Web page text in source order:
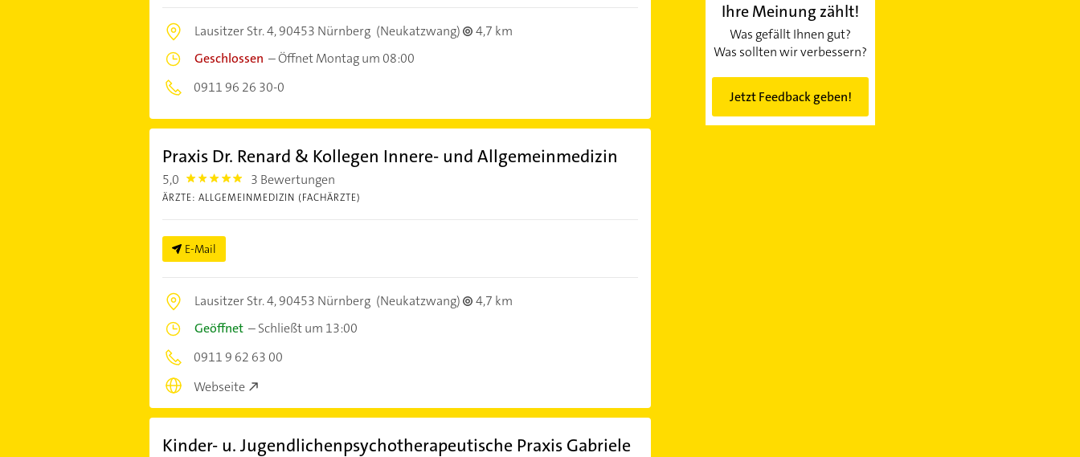
Lausitzer Str. 4,90453 Nürnberg (Neukatzwang)
4,7 km
Geschlossen –Öffnet Montag um 08:00
0911 96 26 30-0
Praxis Dr. Renard & Kollegen Innere- und Allgemeinmedizin
5,0 5.0 3 Bewertungen
ÄRZTE: ALLGEMEINMEDIZIN (FACHÄRZTE)
E-Mail
Lausitzer Str. 4,90453 Nürnberg (Neukatzwang)
4,7 km
Geöffnet–Schließt um 13:00
0911 9 62 63 00
Webseite
Kinder- u. Jugendlichenpsychotherapeutische Praxis Gabriele
Ihre Meinung zählt!
Was gefällt Ihnen gut?
Was sollten wir verbessern?
Jetzt Feedback geben!